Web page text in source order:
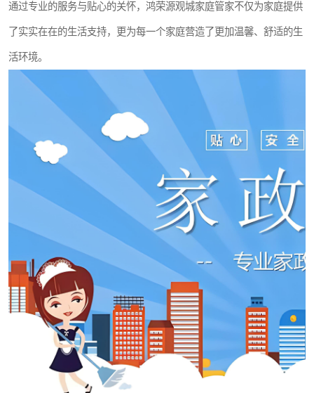
通过专业的服务与贴心的关怀，鸿荣源观城家庭管家不仅为家庭提供
了实实在在的生活支持，更为每一个家庭营造了更加温馨、舒适的生
活环境。